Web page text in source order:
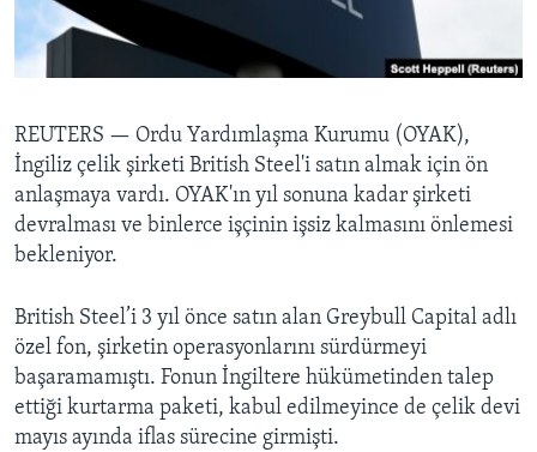
HAYATTAN
BIZI TAKIP EDIN
Diller
REUTERS — Ordu Yardımlaşma Kurumu (OYAK),
İngiliz çelik şirketi British Steel'i satın almak için ön
anlaşmaya vardı. OYAK'ın yıl sonuna kadar şirketi
devralması ve binlerce işçinin işsiz kalmasını önlemesi
bekleniyor.
British Steel’i 3 yıl önce satın alan Greybull Capital adlı
özel fon, şirketin operasyonlarını sürdürmeyi
başaramamıştı. Fonun İngiltere hükümetinden talep
ettiği kurtarma paketi, kabul edilmeyince de çelik devi
mayıs ayında iflas sürecine girmişti.